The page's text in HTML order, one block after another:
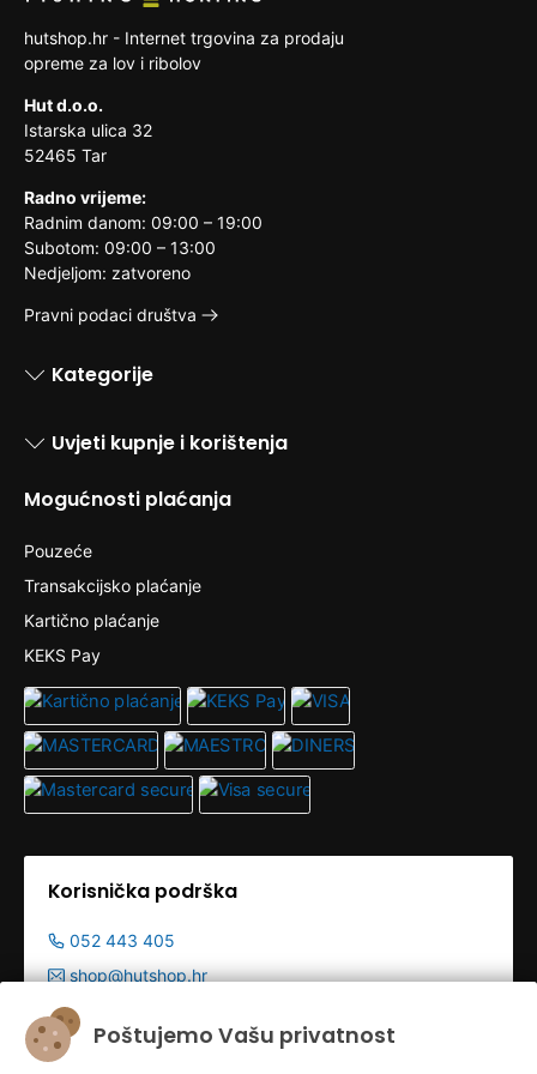
Poštujemo Vašu privatnost
hutshop.hr - Internet trgovina za prodaju
opreme za lov i ribolov
Hut d.o.o.
Istarska ulica 32
52465 Tar
Radno vrijeme:
Radnim danom: 09:00 – 19:00
Subotom: 09:00 – 13:00
Nedjeljom: zatvoreno
Pravni podaci društva
Kategorije
Uvjeti kupnje i korištenja
Mogućnosti plaćanja
Pouzeće
Transakcijsko plaćanje
Kartično plaćanje
KEKS Pay
Korisnička podrška
052 443 405
shop@hutshop.hr
Radno vrijeme:
Pon - Pet 9:00-19:00h